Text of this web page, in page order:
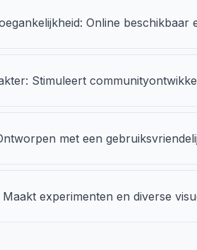
Online
Stimuleert
met een
Maakt experimenten en diverse